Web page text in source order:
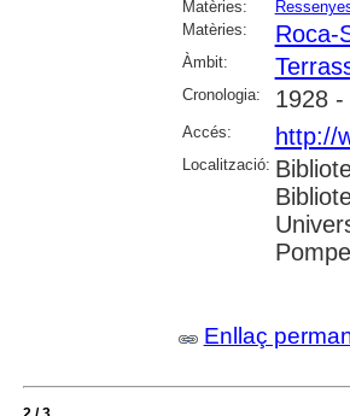
Matèries:
Matèries:
Roca-
Àmbit:
Cronologia: 1928 -
Accés: http://
Localització:
Enllaç